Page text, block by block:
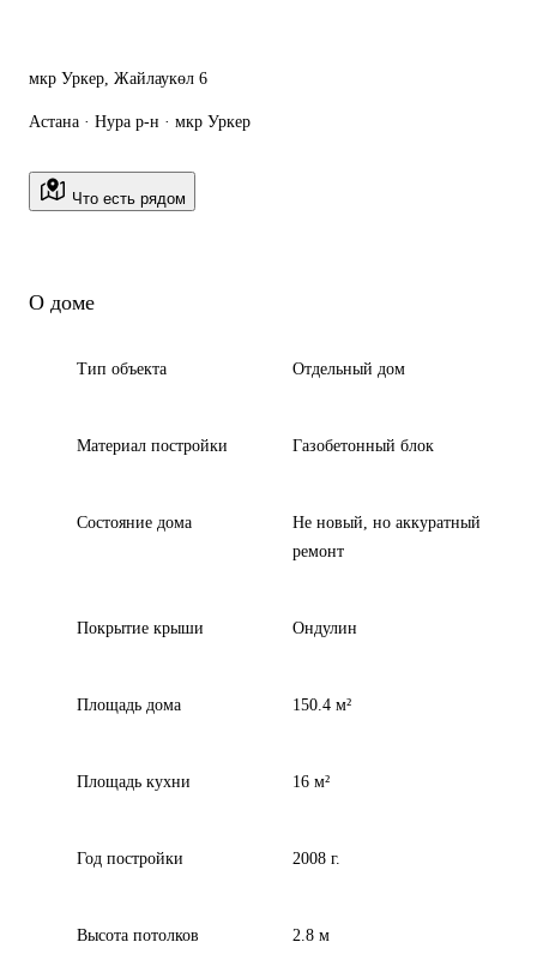
мкр Уркер, Жайлаукөл 6
Астана · Нура р-н · мкр Уркер
Что есть рядом
О доме
Тип объекта Отдельный дом
Материал постройки Газобетонный блок
Состояние дома
Не новый, но аккуратный
ремонт
Покрытие крыши Ондулин
Площадь дома 150.4 м²
Площадь кухни 16 м²
Год постройки 2008 г.
Высота потолков 2.8 м